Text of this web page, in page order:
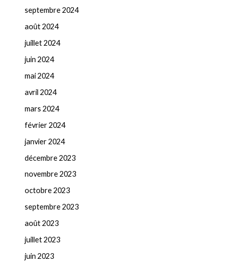
septembre 2024
août 2024
juillet 2024
juin 2024
mai 2024
avril 2024
mars 2024
février 2024
janvier 2024
décembre 2023
novembre 2023
octobre 2023
septembre 2023
août 2023
juillet 2023
juin 2023